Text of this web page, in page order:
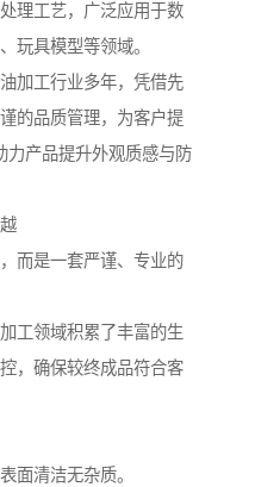
理工艺，广泛应用于数
玩具模型等领域。
加工行业多年，凭借先
的品质管理，为客户提
力产品提升外观质感与防
而是一套严谨、专业的
工领域积累了丰富的生
，确保较终成品符合客
面清洁无杂质。